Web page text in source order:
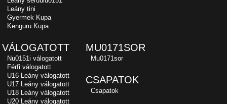
Leány tini
Gyermek Kupa
Kenguru Kupa
VÁLOGATOTT
Nu0151i válogatott
Férfi válogatott
U16 Leány válogatott
U17 Leány válogatott
U18 Leány válogatott
U20 Leány válogatott
MU0171SOR
Mu0171sor
CSAPATOK
Csapatok